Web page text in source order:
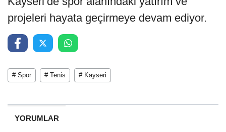
projeleri hayata geçirmeye devam ediyor.
# Spor # Tenis # Kayseri
YORUMLAR